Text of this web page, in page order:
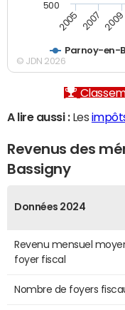
Parnoy-en-
2005 2007 2009
500
© JDN 2026
A lire aussi :Les
Revenus des
Bassigny
Données 2024
Revenu mensuel
foyer fiscal
Nombre de foyers